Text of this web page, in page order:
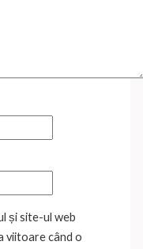
și site-ul web
viitoare când o